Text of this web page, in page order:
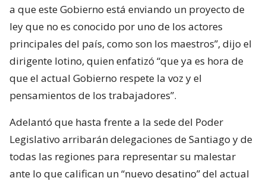
a que este Gobierno está enviando un proyecto de
ley que no es conocido por uno de los actores
principales del país, como son los maestros”, dijo el
dirigente lotino, quien enfatizó “que ya es hora de
que el actual Gobierno respete la voz y el
pensamientos de los trabajadores”.
Adelantó que hasta frente a la sede del Poder
Legislativo arribarán delegaciones de Santiago y de
todas las regiones para representar su malestar
ante lo que califican un “nuevo desatino” del actual